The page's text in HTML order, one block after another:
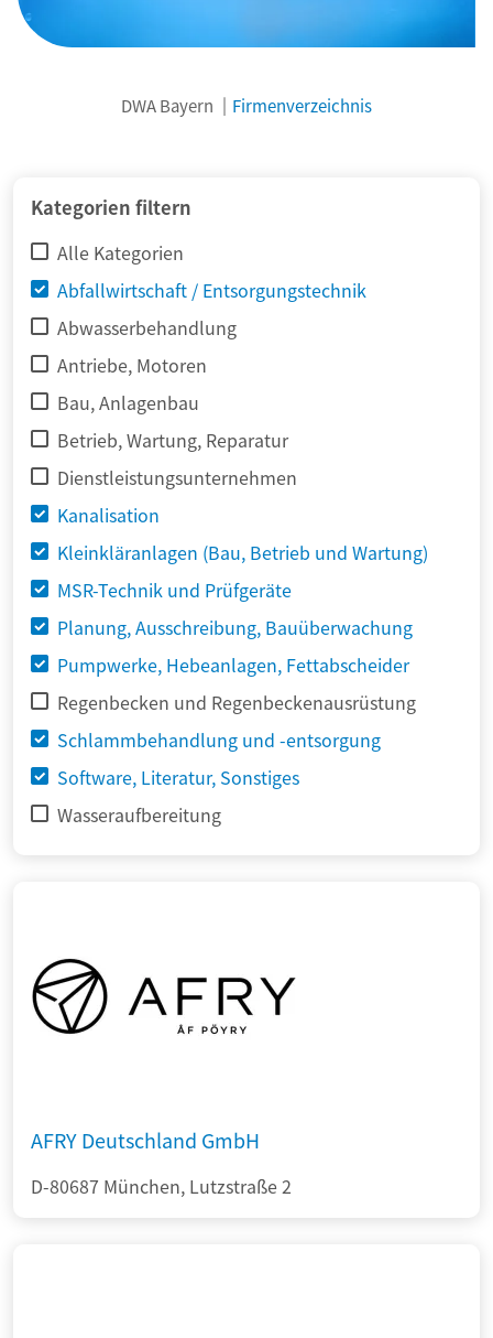
DWA Bayern Firmenverzeichnis
Kategorien filtern
Alle Kategorien
Abfallwirtschaft / Entsorgungstechnik
Abwasserbehandlung
Antriebe, Motoren
Bau, Anlagenbau
Betrieb, Wartung, Reparatur
Dienstleistungsunternehmen
Kanalisation
Kleinkläranlagen (Bau, Betrieb und Wartung)
MSR-Technik und Prüfgeräte
Planung, Ausschreibung, Bauüberwachung
Pumpwerke, Hebeanlagen, Fettabscheider
Regenbecken und Regenbeckenausrüstung
Schlammbehandlung und -entsorgung
Software, Literatur, Sonstiges
Wasseraufbereitung
AFRY Deutschland GmbH
D-80687 München, Lutzstraße 2